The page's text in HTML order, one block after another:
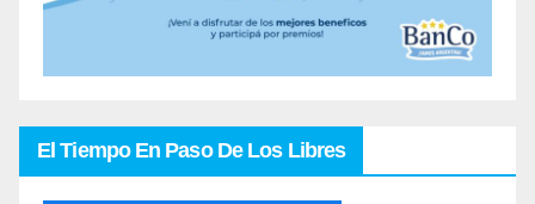
El Tiempo En Paso De Los Libres